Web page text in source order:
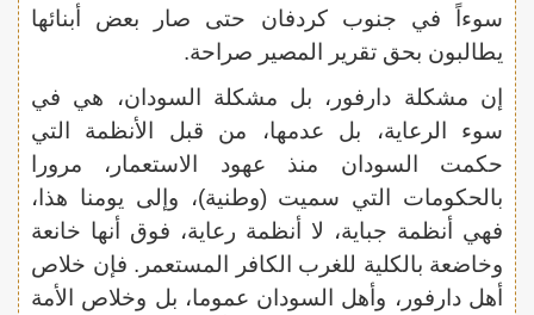
سوءاً في جنوب كردفان حتى صار بعض أبنائها
يطالبون بحق تقرير المصير صراحة.
إن مشكلة دارفور، بل مشكلة السودان، هي في
سوء الرعاية، بل عدمها، من قبل الأنظمة التي
حكمت السودان منذ عهود الاستعمار، مرورا
بالحكومات التي سميت (وطنية)، وإلى يومنا هذا،
فهي أنظمة جباية، لا أنظمة رعاية، فوق أنها خانعة
وخاضعة بالكلية للغرب الكافر المستعمر. فإن خلاص
أهل دارفور، وأهل السودان عموما، بل وخلاص الأمة